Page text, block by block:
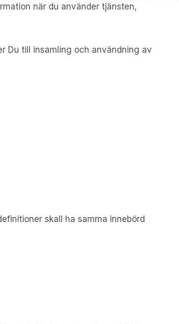
när du använder tjänsten,
Du till insamling och användning av
skall ha samma innebörd